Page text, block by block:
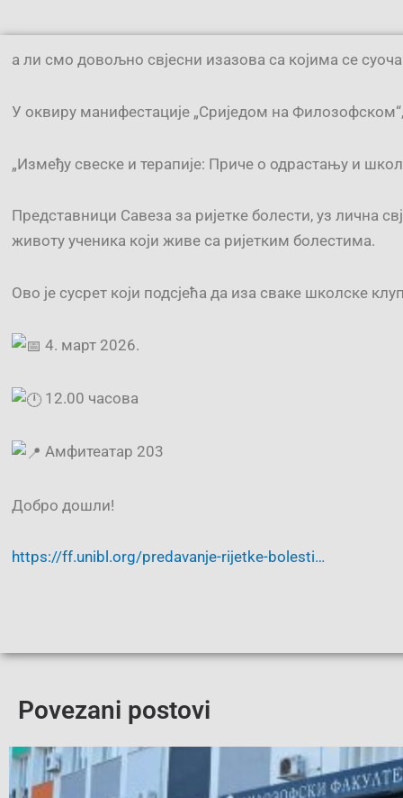
а ли смо довољно свјесни изазова са којима се
У оквиру манифестације „Сриједом на
„Између свеске и терапије: Приче о одрастању и
Представници Савеза за ријетке болести, уз лична
животу ученика који живе са ријетким болестима.
Ово је сусрет који подсјећа да иза сваке школске
4. март 2026.
12.00 часова
Амфитеатар 203
Добро дошли!
https://ff.unibl.org/predavanje-rijetke-bolesti…
Povezani postovi